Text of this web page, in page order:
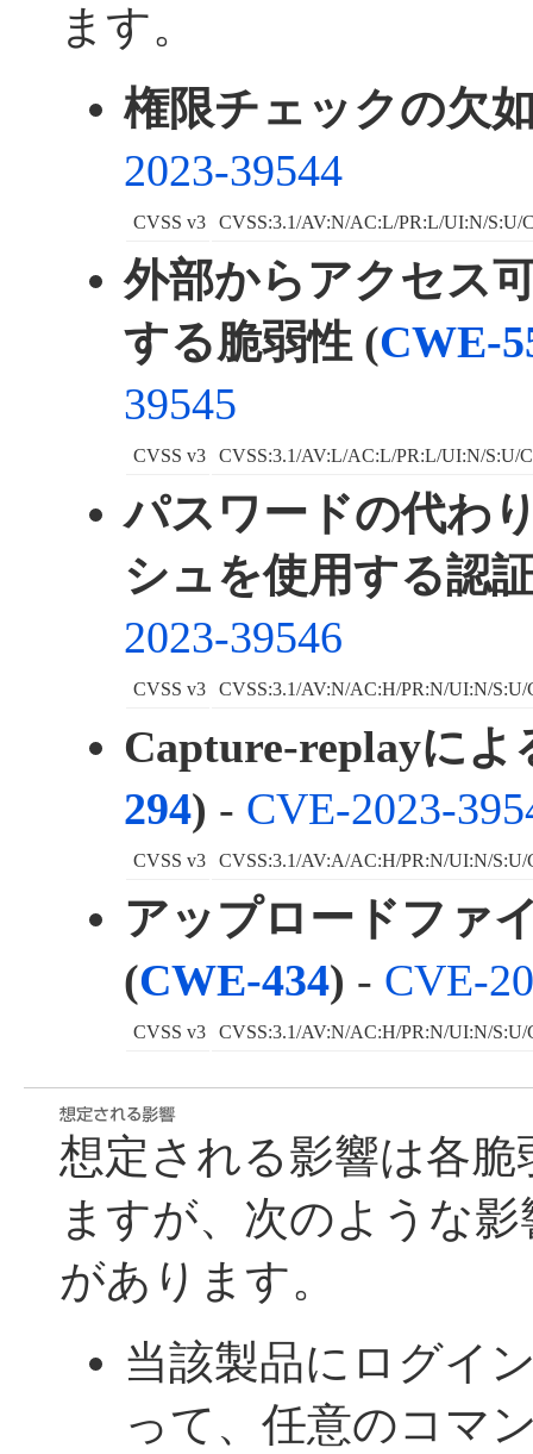
ます。
権限チェックの欠
2023-39544
CVSS v3 CVSS:3.1/AV:N/AC:L/PR:L/UI:N/S:U/
外部からアクセス
する脆弱性 (CWE-
39545
CVSS v3 CVSS:3.1/AV:L/AC:L/PR:L/UI:N/S:U/
パスワードの代わ
シュを使用する認
2023-39546
CVSS v3 CVSS:3.1/AV:N/AC:H/PR:N/UI:N/
Capture-replayによ
294) - CVE-2023-
CVSS v3 CVSS:3.1/AV:A/AC:H/PR:N/UI:N/
アップロードファ
(CWE-434) - CVE-
CVSS v3 CVSS:3.1/AV:N/AC:H/PR:N/UI:N/
想定される影響は各
ますが、次のような
があります。
当該製品にログイ
って、任意のコマ